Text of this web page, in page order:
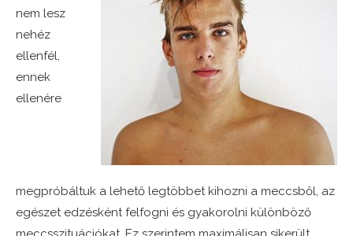
nem lesz
nehéz
ellenfél,
ennek
ellenére
megpróbáltuk a lehető legtöbbet kihozni a meccsből, az
egészet edzésként felfogni és gyakorolni különböző